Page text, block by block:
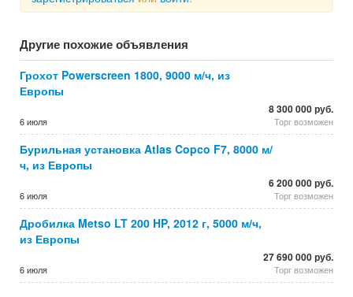
Другие похожие объявления
Грохот Powerscreen 1800, 9000 м/ч, из
Европы
6 июля
8 300 000 руб.
Торг возможен
Бурильная установка Atlas Copco F7, 8000 м/
ч, из Европы
6 июля
6 200 000 руб.
Торг возможен
Дробилка Metso LT 200 HP, 2012 г, 5000 м/ч,
из Европы
6 июля
27 690 000 руб.
Торг возможен